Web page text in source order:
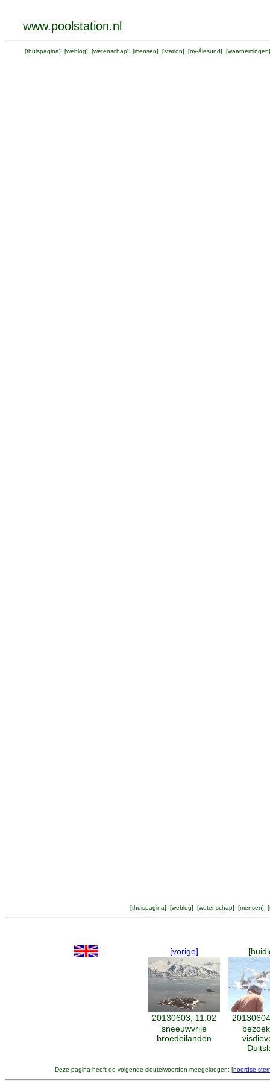
www.poolstation.nl
[thuispagina] [weblog] [wetenschap] [mensen] [station] [ny-ålesund] [waarnemingen
[thuispagina] [weblog] [wetenschap] [mensen] [
[vorige]
20130603, 11:02
sneeuwvrije
broedeilanden
Deze pagina heeft de volgende sleutelwoorden meegekregen: [noordse